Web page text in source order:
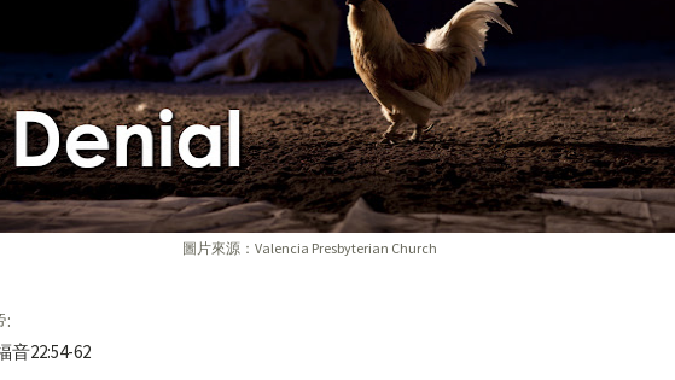
圖片來源：Valencia Presbyterian Church
:
音22:54-62